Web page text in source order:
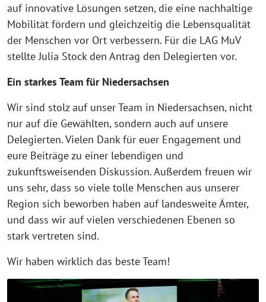
auf innovative Lösungen setzen, die eine nachhaltige
Mobilität fördern und gleichzeitig die Lebensqualität
der Menschen vor Ort verbessern. Für die LAG MuV
stellte Julia Stock den Antrag den Delegierten vor.
Ein starkes Team für Niedersachsen
Wir sind stolz auf unser Team in Niedersachsen, nicht
nur auf die Gewählten, sondern auch auf unsere
Delegierten. Vielen Dank für euer Engagement und
eure Beiträge zu einer lebendigen und
zukunftsweisenden Diskussion. Außerdem freuen wir
uns sehr, dass so viele tolle Menschen aus unserer
Region sich beworben haben auf landesweite Ämter,
und dass wir auf vielen verschiedenen Ebenen so
stark vertreten sind.
Wir haben wirklich das beste Team!